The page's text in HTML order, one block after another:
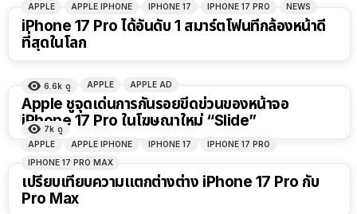
APPLE
APPLE IPHONE IPHONE 17 IPHONE 17 PRO NEWS
iPhone 17 Pro ได้อันดับ 1 สมาร์ตโฟนที่กล้องหน้าดี
ที่สุดในโลก
6.6k ดู APPLE APPLE AD
Apple ชูจุดเด่นการกันรอยขีดข่วนของหน้าจอ
iPhone 17 Pro ในโฆษณาใหม่ “Slide”
7k ดู
APPLE
APPLE IPHONE IPHONE 17
IPHONE 17 PRO
IPHONE 17 PRO MAX
เปรียบเทียบความแตกต่างต่าง iPhone 17 Pro กับ
Pro Max